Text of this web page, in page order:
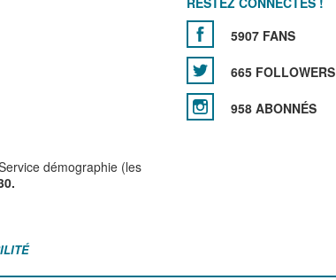
démographie (les
5907 FANS
665 FOLLOWERS
958 ABONNÉS